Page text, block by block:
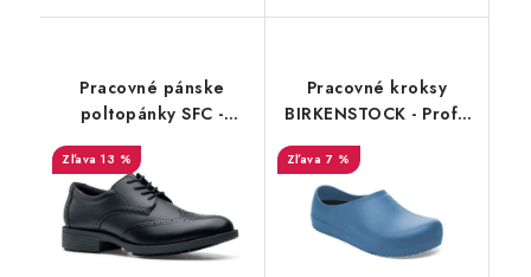
Pracovné pánske
poltopánky SFC -
Executive Wingtip
čierne 20301 - Akciová
cena
13 %
Pracovné kroksy
BIRKENSTOCK - Profi-
Birki 2.0 modrá
152930
7 %